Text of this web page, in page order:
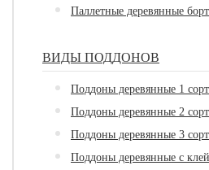
Паллетные деревянные
ВИДЫ ПОДДОНОВ
Поддоны деревянные 1 сорт
Поддоны деревянные 2 сорт
Поддоны деревянные 3 сорт
Поддоны деревянные с